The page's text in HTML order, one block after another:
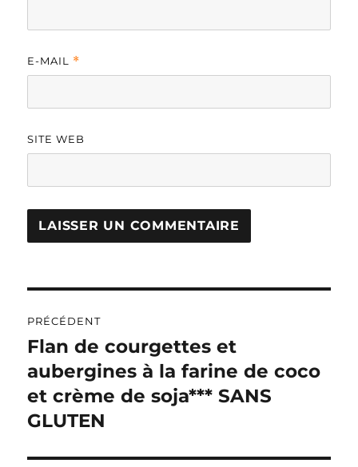
E-MAIL *
SITE WEB
R
A
T
V
E
de
l’article
PRÉCÉDENT
Publication
précédente :
Flan de courgettes et
aubergines à la farine de coco
et crème de soja*** SANS
GLUTEN